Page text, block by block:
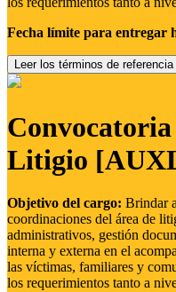
Fecha límite para entregar
Leer los términos de referencia
Litigio
Objetivo del cargo: Brindar
coordinaciones del área de
administrativos, gestión
interna y externa en el
las víctimas, familiares y
los requerimientos tanto a